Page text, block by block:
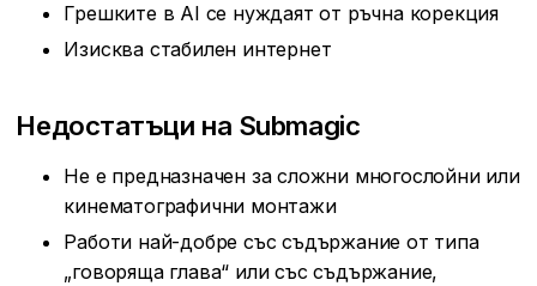
Грешките в AI се нуждаят от ръчна корекция
Изисква стабилен интернет
Недостатъци на Submagic
Не е предназначен за сложни многослойни или
кинематографични монтажи
Работи най-добре със съдържание от типа
„говоряща глава“ или със съдържание,